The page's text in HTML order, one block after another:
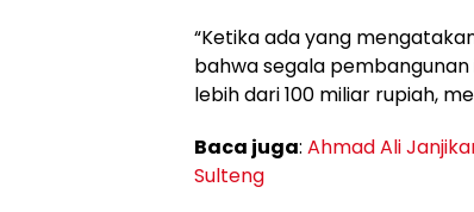
“Ketika ada yang
bahwa segala
lebih dari 100 miliar rupiah,
Baca juga: Ahmad Ali
Sulteng